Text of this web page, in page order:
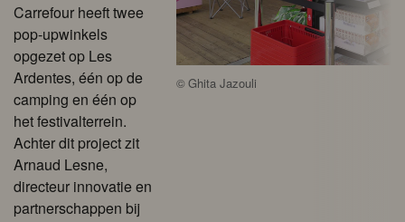
Carrefour heeft twee
pop-upwinkels
opgezet op Les
Ardentes, één op de
camping en één op
het festivalterrein.
Achter dit project zit
Arnaud Lesne,
directeur innovatie en
partnerschappen bij
©Ghita Jazouli